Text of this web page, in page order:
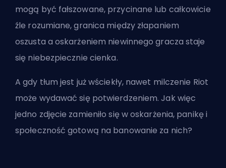
mogą być fałszowane, przycinane lub całkowicie
źle rozumiane, granica między złapaniem
oszusta a oskarżeniem niewinnego gracza staje
się niebezpiecznie cienka.
A gdy tłum jest już wściekły, nawet milczenie Riot
może wydawać się potwierdzeniem. Jak więc
jedno zdjęcie zamieniło się w oskarżenia, panikę i
społeczność gotową na banowanie za nich?